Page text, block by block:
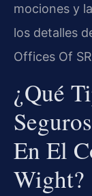
mociones y
los detalles
Offices Of
¿Qué
En El
Wight?